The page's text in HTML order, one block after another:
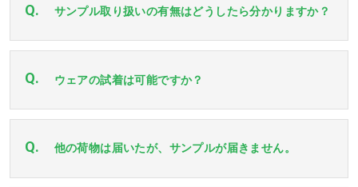
Q. サンプル取り扱いの有無はどうしたら分かりますか？
Q. ウェアの試着は可能ですか？
Q. 他の荷物は届いたが、サンプルが届きません。